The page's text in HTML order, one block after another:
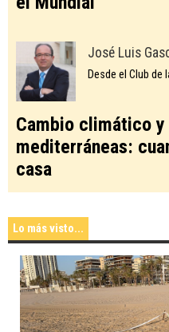
José Luis
Desde el Club de
Cambio climático
mediterráneas:
casa
Lo más visto...